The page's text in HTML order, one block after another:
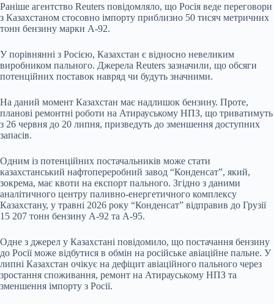
Раніше агентство Reuters повідомляло, що Росія веде переговори
з Казахстаном стосовно імпорту приблизно 50 тисяч метричних
тонн бензину марки А-92.
У порівнянні з Росією, Казахстан є відносно невеликим
виробником пального. Джерела Reuters зазначили, що обсяги
потенційних поставок навряд чи будуть значними.
На даний момент Казахстан має надлишок бензину. Проте,
планові ремонтні роботи на Атирауському НПЗ, що триватимуть
з 26 червня до 20 липня, призведуть до зменшення доступних
запасів.
Одним із потенційних постачальників може стати
казахстанський нафтопереробний завод “Конденсат”, який,
зокрема, має квоти на експорт пального. Згідно з даними
аналітичного центру паливно-енергетичного комплексу
Казахстану, у травні 2026 року “Конденсат” відправив до Грузії
15 207 тонн бензину А-92 та А-95.
Одне з джерел у Казахстані повідомило, що постачання бензину
до Росії може відбутися в обмін на російське авіаційне пальне. У
липні Казахстан очікує на дефіцит авіаційного пального через
зростання споживання, ремонт на Атирауському НПЗ та
зменшення імпорту з Росії.